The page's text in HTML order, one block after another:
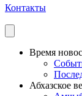
Контакты
Время
Абхазское